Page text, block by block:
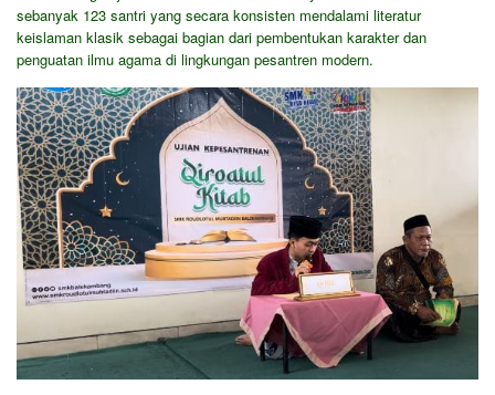
sebanyak 123 santri yang secara konsisten mendalami literatur
keislaman klasik sebagai bagian dari pembentukan karakter dan
penguatan ilmu agama di lingkungan pesantren modern.